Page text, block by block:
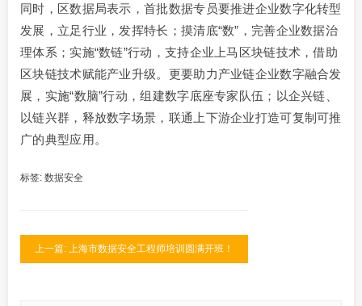
同时，区数据局表示，首批数据专员要推进企业数字化转型
发展，立足行业，发挥特长；摸清底“数”，完善企业数据治
理体系；实施“数链”行动，支持企业上马区块链技术，借助
区块链技术赋能产业升级。更要助力产业链企业数字融合发
展，实施“数脑”行动，组建数字底座专家队伍；以企兴链、
以链兴群，释放数字场景，联通上下游企业打造可复制可推
广的典型应用。
标签: 数据安全
上一篇: 上海市数据安全工程师培训圆满开班！